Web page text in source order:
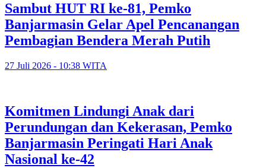
Sambut HUT RI ke-81, Pemko
Banjarmasin Gelar Apel Pencanangan
Pembagian Bendera Merah Putih
27 Juli 2026 - 10:38 WITA
Komitmen Lindungi Anak dari
Perundungan dan Kekerasan, Pemko
Banjarmasin Peringati Hari Anak
Nasional ke-42